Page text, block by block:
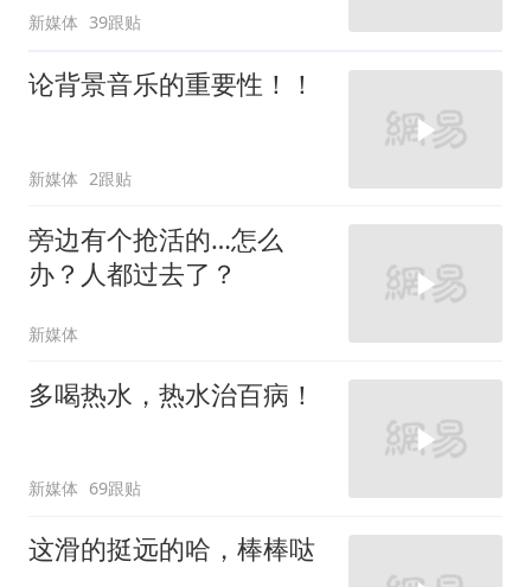
新媒体 39跟贴
论背景音乐的重要性！！
新媒体 2跟贴
旁边有个抢活的…怎么
办？人都过去了？
新媒体
多喝热水，热水治百病！
新媒体 69跟贴
这滑的挺远的哈，棒棒哒